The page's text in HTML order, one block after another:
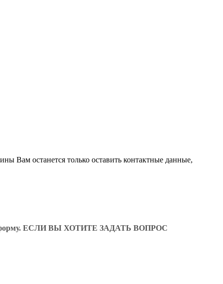
Вам останется только оставить контактные данные,
форму. ЕСЛИ ВЫ ХОТИТЕ ЗАДАТЬ ВОПРОС